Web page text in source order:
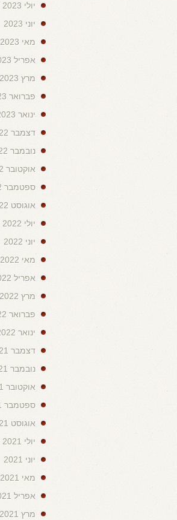
יולי 2023
יוני 2023
מאי 2023
אפריל 2023
מרץ 2023
פברואר 2023
ינואר 2023
דצמבר 2022
נובמבר 2022
אוקטובר 2022
ספטמבר 2022
אוגוסט 2022
יולי 2022
יוני 2022
מאי 2022
אפריל 2022
מרץ 2022
פברואר 2022
ינואר 2022
דצמבר 2021
נובמבר 2021
אוקטובר 2021
ספטמבר 2021
אוגוסט 2021
יולי 2021
יוני 2021
מאי 2021
אפריל 2021
מרץ 2021